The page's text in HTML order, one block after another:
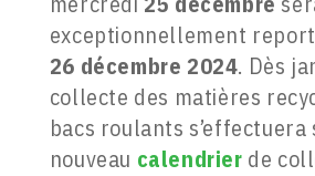
exceptionnellement
26 décembre 2024. Dès
collecte des matières
bacs roulants s’effectuera
nouveau calendrier de